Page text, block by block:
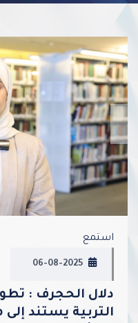
Next
استمع
06-08-2025
دلال الحجرف :
التربية يستند إلى